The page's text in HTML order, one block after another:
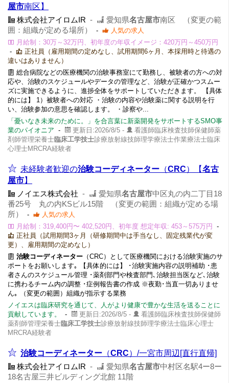
屋市南区】
株式会社アイロムIR - 愛知県名古屋市南区 （変更の範
囲：組織が定める場所）
-
人気の求人
月給制：30万～32万円、初年度の年収イメージ：420万円～450万円
-
正社員（雇用期間の定めなし、試用期間6ヶ月、本採用時と待遇の
違いはありません）
総合病院などの医療機関の治験事務室にて勤務し、被験者の方への対
応や、治験のスケジュールやデータの管理など、治験が正確かつスムー
ズに実施できるように、進捗全体をサポートしていただきます。 【具体
的には】 1）被験者への対応 ・治験の内容や治験薬に関する説明を行
い、治験参加の意思を確認します。 ・診察や...
「憂いなき未来のために。」を合言葉に新薬開発をサポートするSMO事
業のパイオニア - 更新日:2026/8/5 -
看護師臨床検査技師保健師薬
剤師管理栄養士臨床工学技士診療放射線技師理学療法士作業療法士臨床
心理士MRCRA経験者
未経験者歓迎の治験コーディネーター （CRC）【名古
屋市】
ノイエス株式会社 - 愛知県名古屋市中区丸の内二丁目18
番25号 丸の内KSビル15階 （変更の範囲：組織が定める場
所）
-
人気の求人
月給制：319,400円〜 402,520円、初年度 想定年収: 453～575万円
-
正社員（試用期間3ヶ月（研修期間中は手当なし、固定残業代が変
更）、雇用期間の定めなし）
治験コーディネーター （CRC）として医療機関における治験実施のサ
ポートをお願いします｡ 【具体的には】 ･治験実施内容の説明補助 ･患
者さんのスケジュール管理 ･薬剤部門や検査部門､治験担当医など､治験
に携わるチーム内の調整 ･症例報告書の作成 ※夜勤･当直一切ありませ
ん｡ （変更の範囲）組織が指示する業務
ノイエスは臨床研究を通じて、人がより健康で豊かな生活を送ることに
貢献しています。
- 更新日:2026/8/5 -
看護師臨床検査技師保健師
薬剤師管理栄養士臨床工学技士診療放射線技師理学療法士臨床心理士
MRCRA経験者
治験コーディネーター （CRC）/一宮市周辺[直行直帰]
株式会社アイロムIR - 愛知県名古屋市中村区名駅4ー8ー
18名古屋三井ビルディング北館 11階